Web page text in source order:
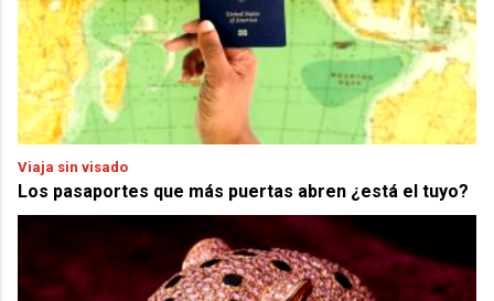
Viaja sin visado
Los pasaportes que más puertas abren ¿está el tuyo?